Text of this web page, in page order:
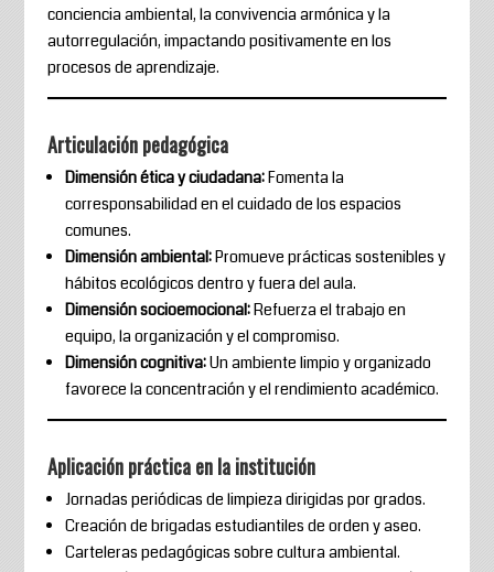
conciencia ambiental, la convivencia armónica y la
autorregulación, impactando positivamente en los
procesos de aprendizaje.
Articulación pedagógica
Dimensión ética y ciudadana:Fomenta la
corresponsabilidad en el cuidado de los espacios
comunes.
Dimensión ambiental:Promueve prácticas sostenibles y
hábitos ecológicos dentro y fuera del aula.
Dimensión socioemocional:Refuerza el trabajo en
equipo, la organización y el compromiso.
Dimensión cognitiva:Un ambiente limpio y organizado
favorece la concentración y el rendimiento académico.
Aplicación práctica en la institución
Jornadas periódicas de limpieza dirigidas por grados.
Creación de brigadas estudiantiles de orden y aseo.
Carteleras pedagógicas sobre cultura ambiental.